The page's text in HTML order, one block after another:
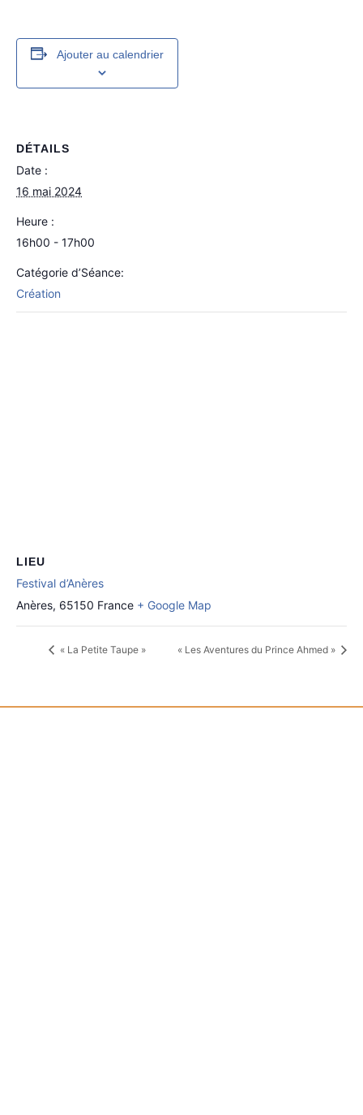
Ajouter au calendrier
DÉTAILS
Date :
16 mai 2024
Heure :
16h00 - 17h00
Catégorie d’Séance:
Création
LIEU
Festival d’Anères
Anères, 65150 France + Google Map
« La Petite Taupe » « Les Aventures du Prince Ahmed »